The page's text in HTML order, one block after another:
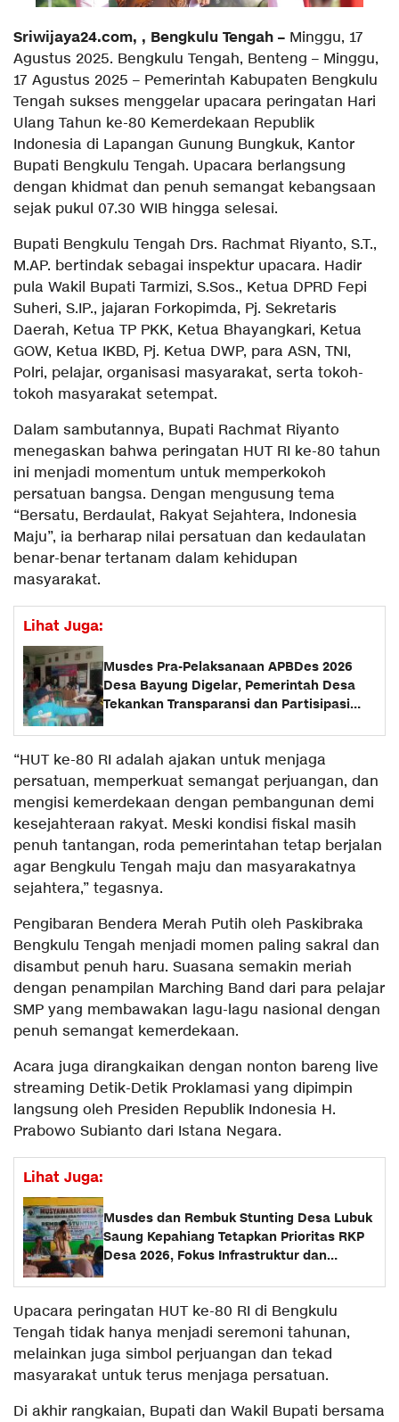
Sriwijaya24.com, , Bengkulu Tengah – Minggu, 17
Agustus 2025. Bengkulu Tengah, Benteng – Minggu,
17 Agustus 2025 – Pemerintah Kabupaten Bengkulu
Tengah sukses menggelar upacara peringatan Hari
Ulang Tahun ke-80 Kemerdekaan Republik
Indonesia di Lapangan Gunung Bungkuk, Kantor
Bupati Bengkulu Tengah. Upacara berlangsung
dengan khidmat dan penuh semangat kebangsaan
sejak pukul 07.30 WIB hingga selesai.
Bupati Bengkulu Tengah Drs. Rachmat Riyanto, S.T.,
M.AP. bertindak sebagai inspektur upacara. Hadir
pula Wakil Bupati Tarmizi, S.Sos., Ketua DPRD Fepi
Suheri, S.IP., jajaran Forkopimda, Pj. Sekretaris
Daerah, Ketua TP PKK, Ketua Bhayangkari, Ketua
GOW, Ketua IKBD, Pj. Ketua DWP, para ASN, TNI,
Polri, pelajar, organisasi masyarakat, serta tokoh-
tokoh masyarakat setempat.
Dalam sambutannya, Bupati Rachmat Riyanto
menegaskan bahwa peringatan HUT RI ke-80 tahun
ini menjadi momentum untuk memperkokoh
persatuan bangsa. Dengan mengusung tema
“Bersatu, Berdaulat, Rakyat Sejahtera, Indonesia
Maju”, ia berharap nilai persatuan dan kedaulatan
benar-benar tertanam dalam kehidupan
masyarakat.
Lihat Juga:
Musdes Pra-Pelaksanaan APBDes 2026
Desa Bayung Digelar, Pemerintah Desa
Tekankan Transparansi dan Partisipasi
“HUT ke-80 RI adalah ajakan untuk menjaga
persatuan, memperkuat semangat perjuangan, dan
mengisi kemerdekaan dengan pembangunan demi
kesejahteraan rakyat. Meski kondisi fiskal masih
penuh tantangan, roda pemerintahan tetap berjalan
agar Bengkulu Tengah maju dan masyarakatnya
sejahtera,” tegasnya.
Pengibaran Bendera Merah Putih oleh Paskibraka
Bengkulu Tengah menjadi momen paling sakral dan
disambut penuh haru. Suasana semakin meriah
dengan penampilan Marching Band dari para pelajar
SMP yang membawakan lagu-lagu nasional dengan
penuh semangat kemerdekaan.
Acara juga dirangkaikan dengan nonton bareng live
streaming Detik-Detik Proklamasi yang dipimpin
langsung oleh Presiden Republik Indonesia H.
Prabowo Subianto dari Istana Negara.
Lihat Juga:
Musdes dan Rembuk Stunting Desa Lubuk
Saung Kepahiang Tetapkan Prioritas RKP
Desa 2026, Fokus Infrastruktur dan
Upacara peringatan HUT ke-80 RI di Bengkulu
Tengah tidak hanya menjadi seremoni tahunan,
melainkan juga simbol perjuangan dan tekad
masyarakat untuk terus menjaga persatuan.
Di akhir rangkaian, Bupati dan Wakil Bupati bersama